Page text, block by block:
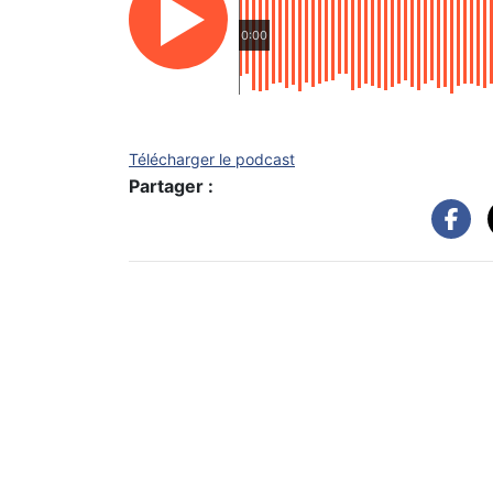
0:00
Télécharger le podcast
Partager :